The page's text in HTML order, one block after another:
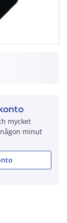
mycket
minut